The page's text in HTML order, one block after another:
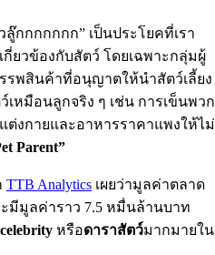
กกกกกกก” เป็นประโยคที่เรา
ยวข้องกับสัตว์ โดยเฉพาะกลุ่มผู้
รพสินค้าที่อนุญาตให้นำสัตว์เลี้ยง
เหมือนลูกจริง ๆ เช่น การเข็นพวก
ต่งกายและอาหารราคาแพงให้ไม่
Parent”
TTB Analytics เผยว่ามูลค่าตลาด
ะมีมูลค่าราว 7.5 หมื่นล้านบาท
หรือดาราสัตว์มากมายใน